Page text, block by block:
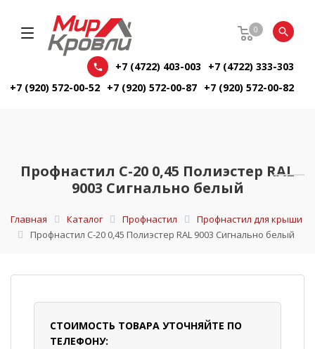
0
+7 (4722) 403-003
+7 (4722) 333-303
+7 (920) 572-00-52 +7 (920) 572-00-87 +7 (920) 572-00-82
Профнастил С-20 0,45 Полиэстер RAL
9003 Сигнально белый
Главная Каталог Профнастил
Профнастил для крыши
Профнастил С-20 0,45 Полиэстер RAL 9003 Сигнально белый
СТОИМОСТЬ ТОВАРА УТОЧНЯЙТЕ ПО
ТЕЛЕФОНУ: